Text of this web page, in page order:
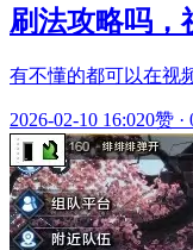
刷法攻略吗，
有不懂的都可以在视
2026-02-10 16:020赞 ·